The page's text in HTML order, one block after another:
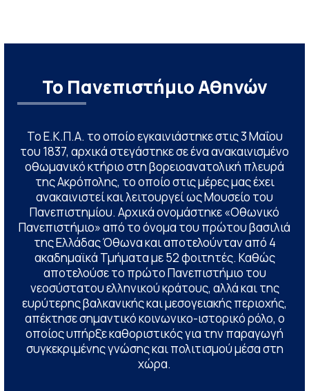
Το Πανεπιστήμιο Αθηνών
Το Ε.Κ.Π.Α. το οποίο εγκαινιάστηκε στις 3 Μαΐου
του 1837, αρχικά στεγάστηκε σε ένα ανακαινισμένο
οθωμανικό κτήριο στη βορειοανατολική πλευρά
της Ακρόπολης, το οποίο στις μέρες μας έχει
ανακαινιστεί και λειτουργεί ως Μουσείο του
Πανεπιστημίου. Αρχικά ονομάστηκε «Οθωνικό
Πανεπιστήμιο» από το όνομα του πρώτου βασιλιά
της Ελλάδας Όθωνα και αποτελούνταν από 4
ακαδημαϊκά Τμήματα με 52 φοιτητές. Καθώς
αποτελούσε το πρώτο Πανεπιστήμιο του
νεοσύστατου ελληνικού κράτους, αλλά και της
ευρύτερης βαλκανικής και μεσογειακής περιοχής,
απέκτησε σημαντικό κοινωνικο-ιστορικό ρόλο, ο
οποίος υπήρξε καθοριστικός για την παραγωγή
συγκεκριμένης γνώσης και πολιτισμού μέσα στη
χώρα.